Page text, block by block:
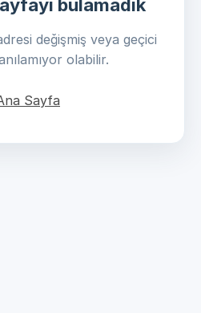
bulamadık
değişmiş veya geçici
olabilir.
Sayfa